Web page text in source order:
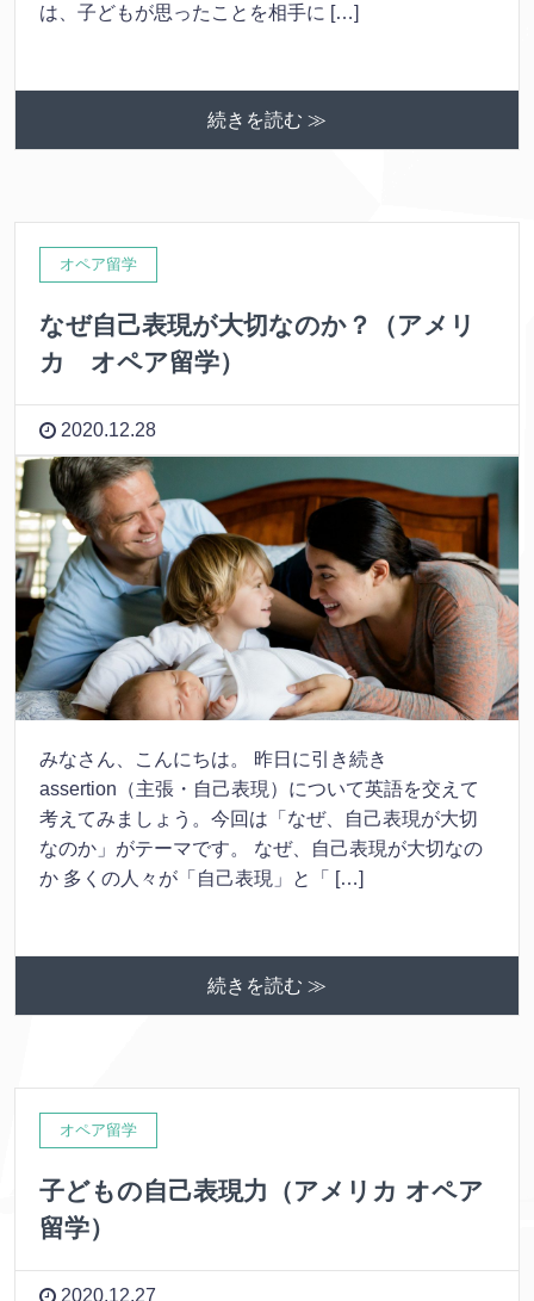
は、子どもが思ったことを相手に […]
続きを読む ≫
オペア留学
なぜ自己表現が大切なのか？（アメリ
カ オペア留学）
2020.12.28
みなさん、こんにちは。 昨日に引き続き
assertion（主張・自己表現）について英語を交えて
考えてみましょう。今回は「なぜ、自己表現が大切
なのか」がテーマです。 なぜ、自己表現が大切なの
か 多くの人々が「自己表現」と「 […]
続きを読む ≫
オペア留学
子どもの自己表現力（アメリカ オペア
留学）
2020.12.27